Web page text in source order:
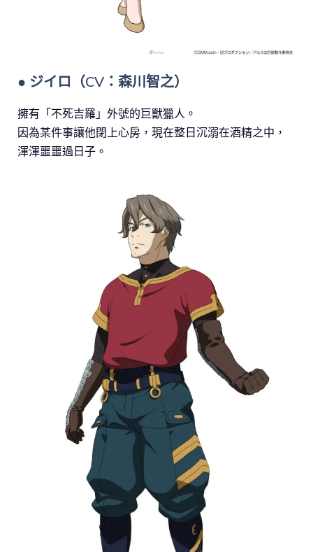
● ジイロ（CV：森川智之）
擁有「不死吉羅」外號的巨獸獵人。
因為某件事讓他閉上心房，現在整日沉溺在酒精之中，
渾渾噩噩過日子。